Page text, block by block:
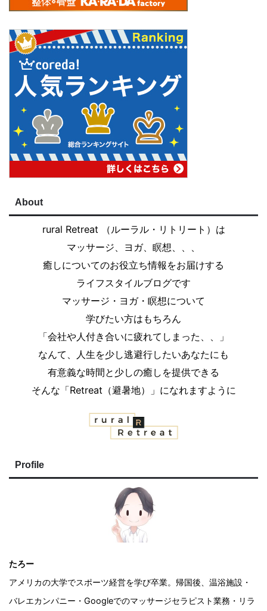
About
rural Retreat （ルーラル・リトリート）は
マッサージ、ヨガ、瞑想、、、
癒しについてのお役立ち情報をお届けする
ライフスタイルブログです
マッサージ・ヨガ・瞑想について
学びたい方はもちろん
「会社や人付き合いに疲れてしまった、、」
なんて、人生を少し逃避行したいあなたにも
有意義な時間と少しの癒しを提供できる
そんな「Retreat（避暑地）」になれますように
Profile
たろー
アメリカの大学でスポーツ経営を学び卒業。帰国後、温浴施設・
バレエカンパニー・Googleでのマッサージセラピスト業務・リラ